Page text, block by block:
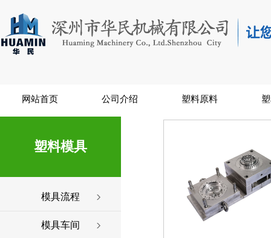
网站首页 公司介绍 塑料原料
塑料模具
模具流程
模具车间